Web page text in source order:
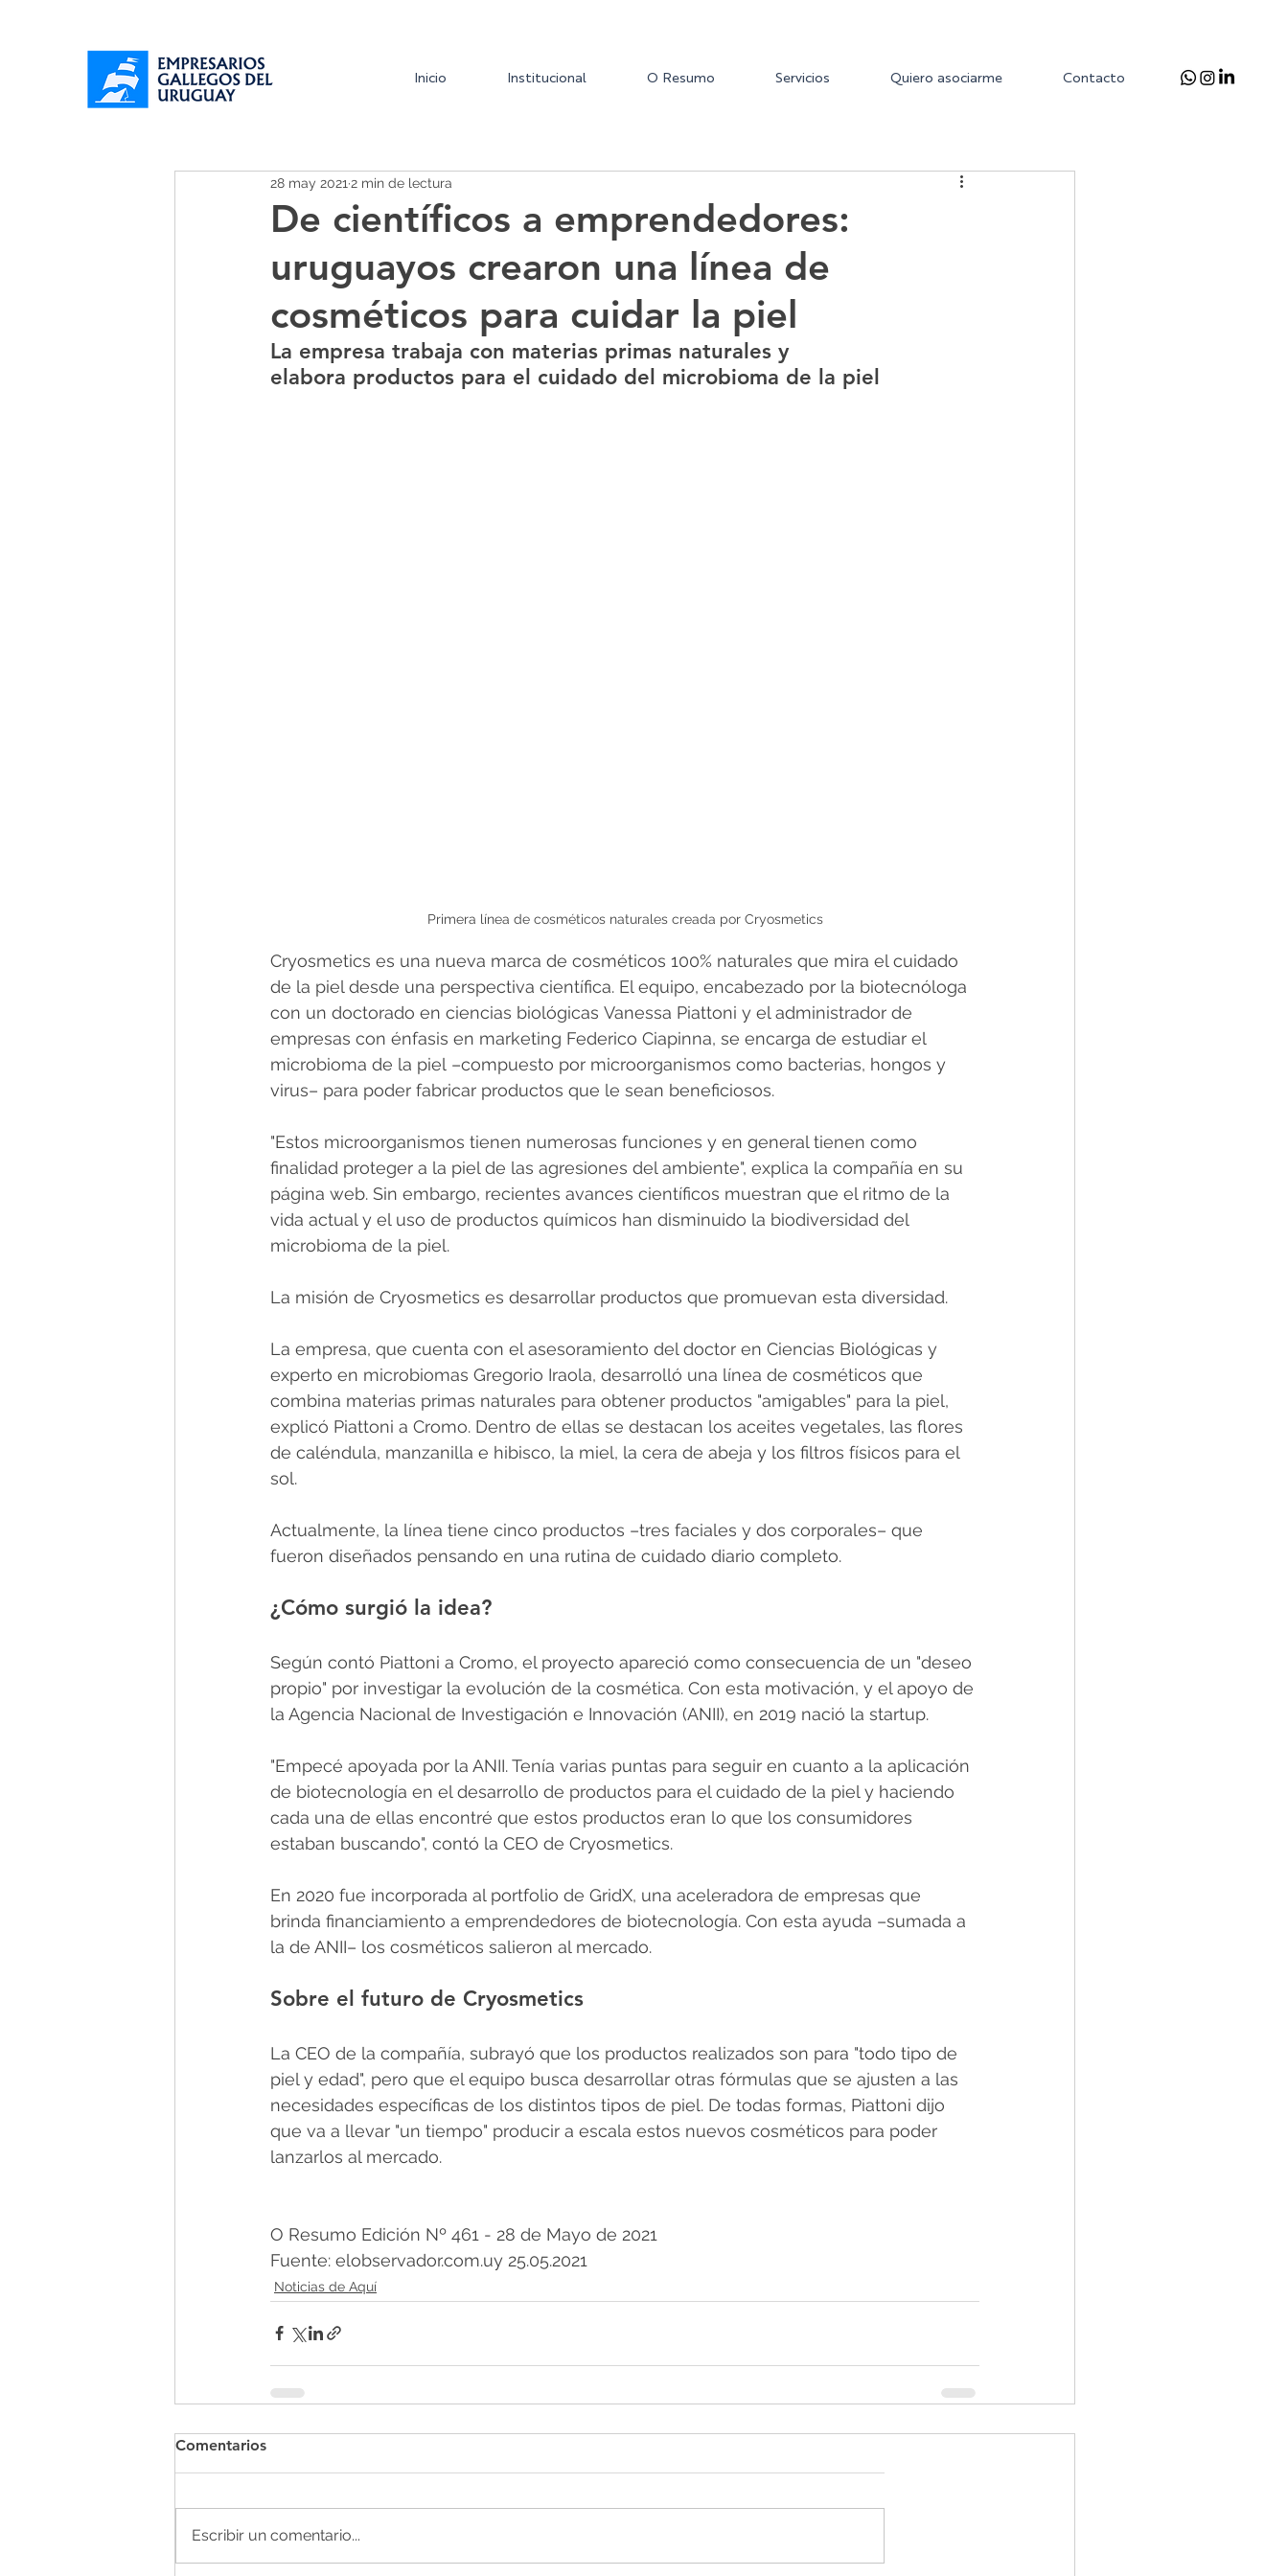
Inicio Institucional O Resumo Servicios Quiero asociarme Contacto
De científicos a emprendedores:
uruguayos crearon una línea de
cosméticos para cuidar la piel
28 may 2021 2 min de lectura
La empresa trabaja con materias primas naturales y
elabora productos para el cuidado del microbioma de la piel
Primera línea de cosméticos naturales creada por Cryosmetics
Cryosmetics es una nueva marca de cosméticos 100% naturales que mira el cuidado
de la piel desde una perspectiva científica. El equipo, encabezado por la biotecnóloga
con un doctorado en ciencias biológicas Vanessa Piattoni y el administrador de
empresas con énfasis en marketing Federico Ciapinna, se encarga de estudiar el
microbioma de la piel –compuesto por microorganismos como bacterias, hongos y
virus– para poder fabricar productos que le sean beneficiosos.
"Estos microorganismos tienen numerosas funciones y en general tienen como
finalidad proteger a la piel de las agresiones del ambiente", explica la compañía en su
página web. Sin embargo, recientes avances científicos muestran que el ritmo de la
vida actual y el uso de productos químicos han disminuido la biodiversidad del
microbioma de la piel.
La misión de Cryosmetics es desarrollar productos que promuevan esta diversidad.
La empresa, que cuenta con el asesoramiento del doctor en Ciencias Biológicas y
experto en microbiomas Gregorio Iraola, desarrolló una línea de cosméticos que
combina materias primas naturales para obtener productos "amigables" para la piel,
explicó Piattoni a Cromo. Dentro de ellas se destacan los aceites vegetales, las flores
de caléndula, manzanilla e hibisco, la miel, la cera de abeja y los filtros físicos para el
sol.
Actualmente, la línea tiene cinco productos –tres faciales y dos corporales– que
fueron diseñados pensando en una rutina de cuidado diario completo.
¿Cómo surgió la idea?
Según contó Piattoni a Cromo, el proyecto apareció como consecuencia de un "deseo
propio" por investigar la evolución de la cosmética. Con esta motivación, y el apoyo de
la Agencia Nacional de Investigación e Innovación (ANII), en 2019 nació la startup.
"Empecé apoyada por la ANII. Tenía varias puntas para seguir en cuanto a la aplicación
de biotecnología en el desarrollo de productos para el cuidado de la piel y haciendo
cada una de ellas encontré que estos productos eran lo que los consumidores
estaban buscando", contó la CEO de Cryosmetics.
En 2020 fue incorporada al portfolio de GridX, una aceleradora de empresas que
brinda financiamiento a emprendedores de biotecnología. Con esta ayuda –sumada a
la de ANII– los cosméticos salieron al mercado.
Sobre el futuro de Cryosmetics
La CEO de la compañía, subrayó que los productos realizados son para "todo tipo de
piel y edad", pero que el equipo busca desarrollar otras fórmulas que se ajusten a las
necesidades específicas de los distintos tipos de piel. De todas formas, Piattoni dijo
que va a llevar "un tiempo" producir a escala estos nuevos cosméticos para poder
lanzarlos al mercado.
O Resumo Edición Nº 461 - 28 de Mayo de 2021
Fuente: elobservador.com.uy 25.05.2021
Noticias de Aquí
Comentarios
Escribir un comentario...